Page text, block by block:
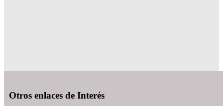
Otros enlaces de Interés